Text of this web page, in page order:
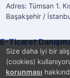
Size daha iyi bir
(cookies)
korunması
Adres: Tümsan 1.
Başakşehir /
E-Ticaret